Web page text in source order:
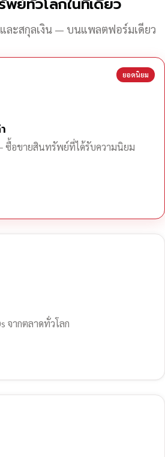
ละสกุลเงิน — บนแพลตฟอร์มเดียว
ยอดนิยม
— ซื้อขายสินทรัพย์ที่ได้รับความนิยม
จากตลาดทั่วโลก